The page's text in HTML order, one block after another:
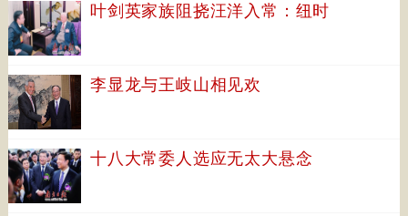
叶剑英家族阻挠汪洋入常：纽时
李显龙与王岐山相见欢
十八大常委人选应无太大悬念